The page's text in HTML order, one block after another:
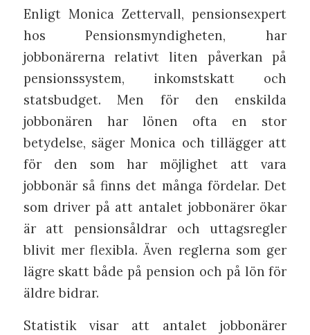
Enligt Monica Zettervall, pensionsexpert
hos Pensionsmyndigheten, har
jobbonärerna relativt liten påverkan på
pensionssystem, inkomstskatt och
statsbudget. Men för den enskilda
jobbonären har lönen ofta en stor
betydelse, säger Monica och tillägger att
för den som har möjlighet att vara
jobbonär så finns det många fördelar. Det
som driver på att antalet jobbonärer ökar
är att pensionsåldrar och uttagsregler
blivit mer flexibla. Även reglerna som ger
lägre skatt både på pension och på lön för
äldre bidrar.
Statistik visar att antalet jobbonärer